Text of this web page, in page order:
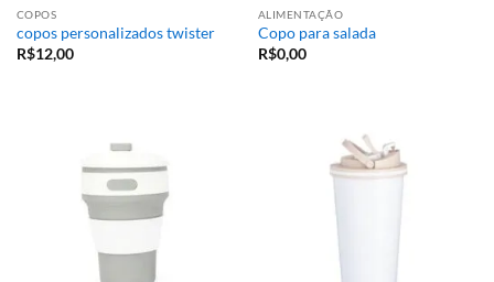
COPOS
copos personalizados twister
R$12,00
ALIMENTAÇÃO
Copo para salada
R$0,00